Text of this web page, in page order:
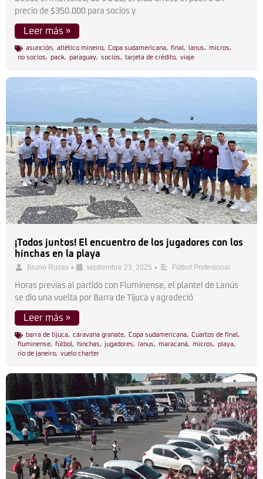
precio de $350.000 para socios y
Leer más »
asunción, atlético mineiro, Copa sudamericana, final , lanus, micros,
no socios, pack, paraguay, socios, tarjeta de crédito, viaje
¡Todos juntos! El encuentro de los jugadores con los
hinchas en la playa
Bruno Russo • septiembre 23, 2025 • Fútbol Profesional
Horas previas al partido con Fluminense, el plantel de Lanús
se dio una vuelta por Barra de Tijuca y agradeció
Leer más »
barra de tijuca, caravana granate, Copa sudamericana, Cuartos de final ,
fluminense, fútbol , hinchas, jugadores, lanus, maracaná, micros, playa,
río de janeiro, vuelo charter